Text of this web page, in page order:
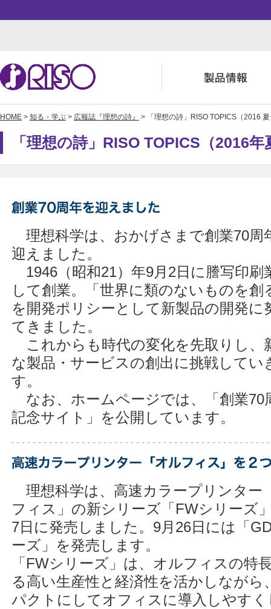
HOME > 知る・学ぶ > 広報誌『理想の詩』 > 「理想の詩」RISO TOPICS（2016
「理想の詩」RISO TOPICS（2016年
理想科学は、おかげさまで創業70周
迎えました。
1946（昭和21）年9月2日に謄写印刷
して創業。「世界に類のないものを創
を開発ポリシーとして新製品の開発に
てきました。
これからも時代の変化を先取りし、
な製品・サービスの創出に挑戦してい
す。
なお、ホームページでは、「創業70
記念サイト」を公開しています。
理想科学は、高速カラープリンター
フィス」の新シリーズ「FWシリーズ
7日に発売しました。9月26日には「
ーズ」を発売します。
「FWシリーズ」は、オルフィスの特
る高い生産性と経済性を活かしながら
パクトにしてオフィスに導入しやす